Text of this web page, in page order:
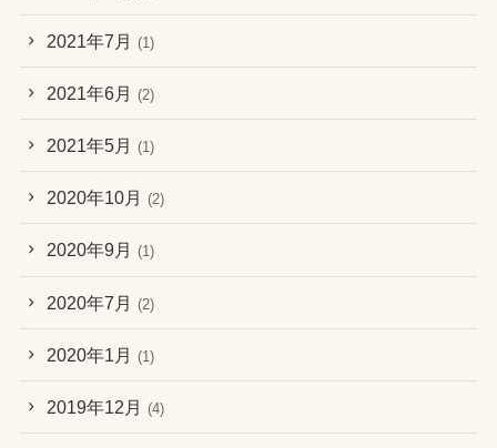
2021年7月 (1)
2021年6月 (2)
2021年5月 (1)
2020年10月 (2)
2020年9月 (1)
2020年7月 (2)
2020年1月 (1)
2019年12月 (4)